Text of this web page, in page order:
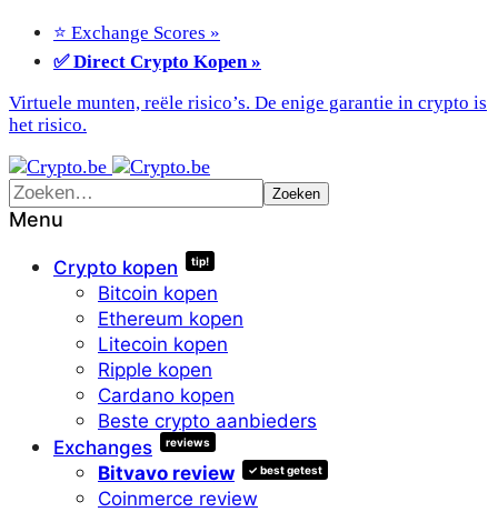
⭐ Exchange Scores »
✅ Direct Crypto Kopen »
Virtuele munten, reële risico’s. De enige garantie in crypto is
het risico.
Menu
Crypto kopen tip!
Bitcoin kopen
Ethereum kopen
Litecoin kopen
Ripple kopen
Cardano kopen
Beste crypto aanbieders
Exchanges
reviews
Bitvavo review ✓ best getest
Coinmerce review